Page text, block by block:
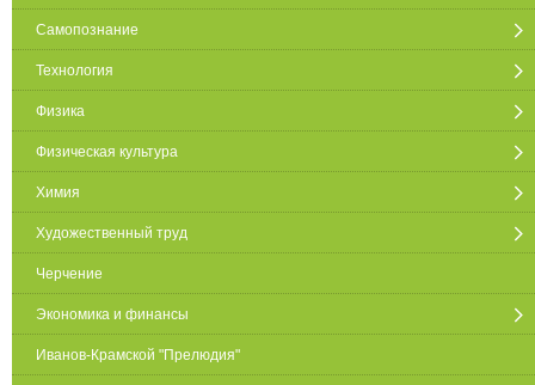
Самопознание
Технология
Физика
Физическая культура
Химия
Художественный труд
Черчение
Экономика и финансы
Иванов-Крамской "Прелюдия"